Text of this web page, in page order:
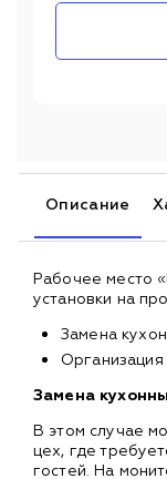
Описание
Рабочее место
установки на
Замена
Замена
В этом случае
цех, где
гостей. На